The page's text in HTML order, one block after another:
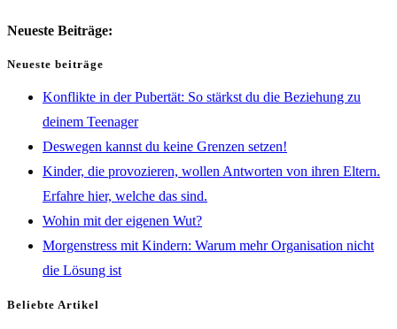
Neueste Beiträge:
Neueste beiträge
Konflikte in der Pubertät: So stärkst du die Beziehung zu
deinem Teenager
Deswegen kannst du keine Grenzen setzen!
Kinder, die provozieren, wollen Antworten von ihren Eltern.
Erfahre hier, welche das sind.
Wohin mit der eigenen Wut?
Morgenstress mit Kindern: Warum mehr Organisation nicht
die Lösung ist
Beliebte Artikel